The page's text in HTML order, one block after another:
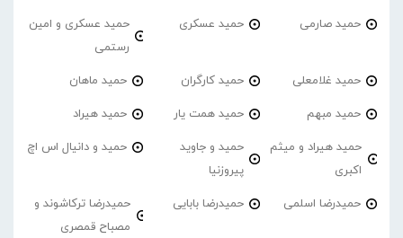
حمید صارمی حمید عسکری
حمید عسکری و امین
رستمی
حمید غلامعلی حمید کارگران حمید ماهان
حمید مبهم حمید همت یار حمید هیراد
حمید هیراد و میثم
اکبری
حمید و جاوید
پیروزنیا
حمید و دانیال اس اچ
حمیدرضا اسلمی حمیدرضا بابایی
حمیدرضا ترکاشوند و
مصباح قمصری